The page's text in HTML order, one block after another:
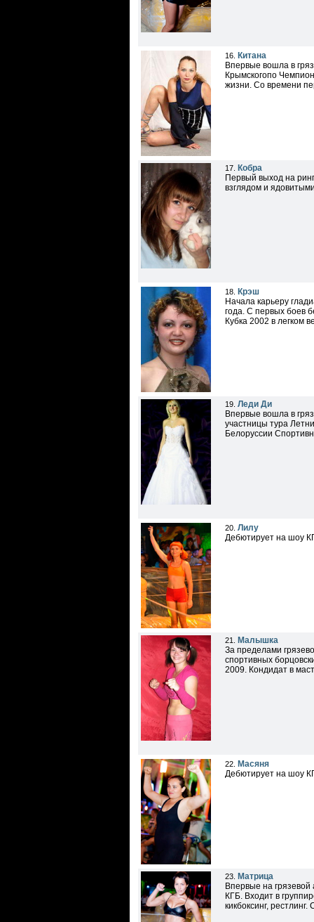
16.
Китана
Впервые вошла в
Крымскогопо
жизни. Со времени
17.
Кобра
Первый выход на
взглядом и
18.
Крэш
Начала карьеру
года. С первых боев
Кубка 2002 в легком
19. Леди Ди
Впервые вошла в
участницы тура
Белоруссии
20. Лилу
Дебютирует на шоу
21.
Малышка
За пределами
спортивных
2009. Кондидат в
22.
Масяня
Дебютирует на шоу
23.
Матрица
Впервые на грязевой
КГБ. Входит в
кикбоксинг,